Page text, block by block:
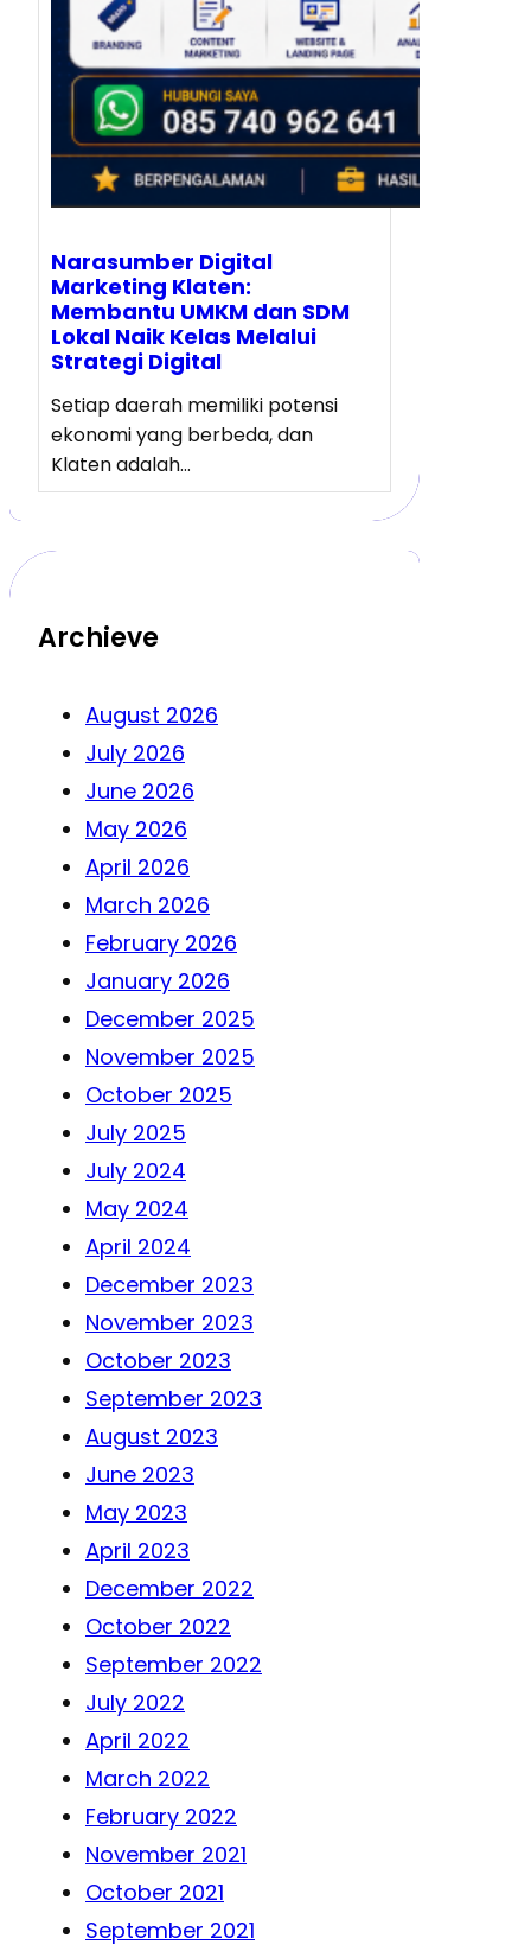
Narasumber Digital
Marketing Klaten:
Membantu UMKM dan SDM
Lokal Naik Kelas Melalui
Strategi Digital
Setiap daerah memiliki potensi
ekonomi yang berbeda, dan
Klaten adalah…
Archieve
August 2026
July 2026
June 2026
May 2026
April 2026
March 2026
February 2026
January 2026
December 2025
November 2025
October 2025
July 2025
July 2024
May 2024
April 2024
December 2023
November 2023
October 2023
September 2023
August 2023
June 2023
May 2023
April 2023
December 2022
October 2022
September 2022
July 2022
April 2022
March 2022
February 2022
November 2021
October 2021
September 2021